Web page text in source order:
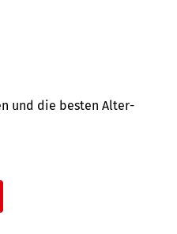
und die besten Alter­